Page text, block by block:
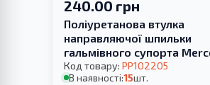
240.00 грн
Поліуретанова втулка
направляючої шпильки
гальмівного супорта
208 1997-2002
Код товару: PP102205
В наявності:15шт.